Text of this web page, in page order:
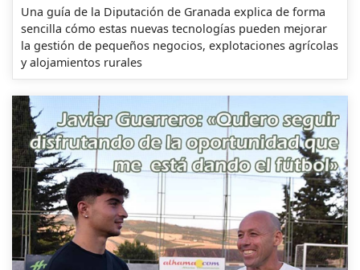
Una guía de la Diputación de Granada explica de forma
sencilla cómo estas nuevas tecnologías pueden mejorar
la gestión de pequeños negocios, explotaciones agrícolas
y alojamientos rurales